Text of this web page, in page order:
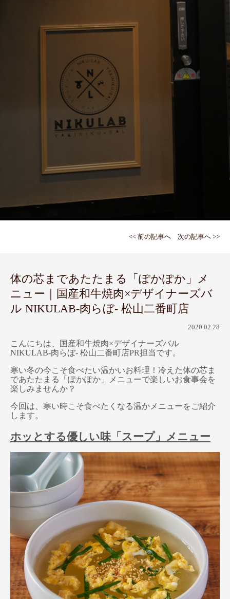
<< 前の記事へ 次の記事へ >>
体の芯まであたたまる「ぽかぽか」メ
ニュー｜国産和牛焼肉×デザイナーズバ
ル NIKULAB-肉らぼ- 松山二番町店
2020.02.28
こんにちは、国産和牛焼肉×デザイナーズバル
NIKULAB-肉らぼ- 松山二番町店PR担当です。
寒い冬の今こそ食べたい温かいお料理！冷えた体の芯ま
であたたまる「ぽかぽか」メニューで楽しいお食事会を
楽しみませんか？
今回は、寒い時こそ食べたくなる温かメニューをご紹介
します。
ホッとする優しい味「スープ」メニュー